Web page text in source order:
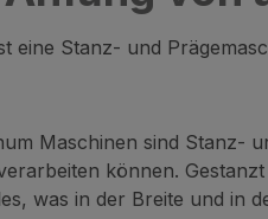
eine Stanz- und
Maschinen sind Stanz-
können.
was in der Breite und in